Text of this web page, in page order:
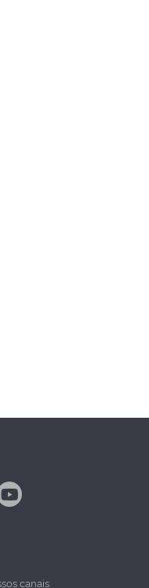
canais